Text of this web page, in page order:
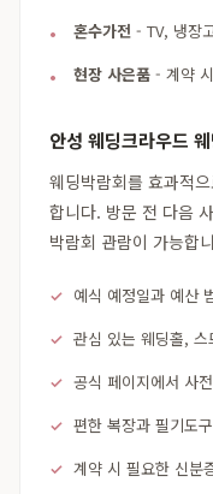
혼수가전 - TV, 냉장
현장 사은품 - 계약
안성 웨딩크라우드
웨딩박람회를 효과적
합니다. 방문 전 다음
박람회 관람이 가능합
예식 예정일과 예산
관심 있는 웨딩홀,
공식 페이지에서 사
편한 복장과 필기도
계약 시 필요한 신분